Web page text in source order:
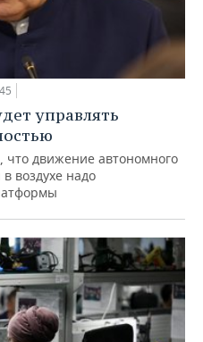
управлять
что движение автономного
воздухе надо